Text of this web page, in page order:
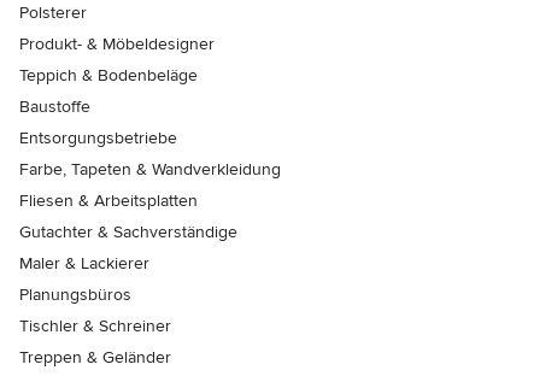
Polsterer
Produkt- & Möbeldesigner
Teppich & Bodenbeläge
Baustoffe
Entsorgungsbetriebe
Farbe, Tapeten & Wandverkleidung
Fliesen & Arbeitsplatten
Gutachter & Sachverständige
Maler & Lackierer
Planungsbüros
Tischler & Schreiner
Treppen & Geländer